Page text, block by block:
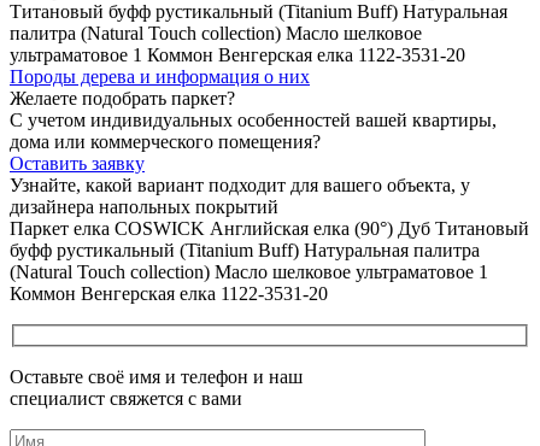
Породы дерева и информация о них
Желаете подобрать паркет?
С учетом индивидуальных особенностей вашей квартиры,
дома или коммерческого помещения?
Оставить заявку
Узнайте, какой вариант подходит для вашего объекта, у
дизайнера напольных покрытий
Паркет елка COSWICK Английская елка (90°) Дуб Титановый
буфф рустикальный (Titanium Buff) Натуральная палитра
(Natural Touch collection) Масло шелковое ультраматовое 1
Коммон Венгерская елка 1122-3531-20
Оставьте своё имя и телефон и наш
специалист свяжется с вами